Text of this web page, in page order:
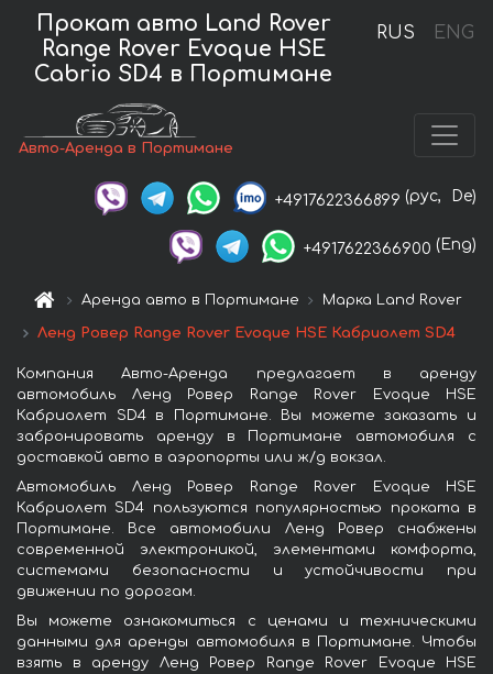
RUS ENG
Прокат авто Land Rover
Range Rover Evoque HSE
Cabrio SD4 в Портимане
Авто-Аренда в Портимане
+4917622366899 (рус, De)
+4917622366900 (Eng)
Аренда авто в Портимане Марка Land Rover
Ленд Ровер Range Rover Evoque HSE Кабриолет SD4
Компания Авто-Аренда предлагает в аренду
автомобиль Ленд Ровер Range Rover Evoque HSE
Кабриолет SD4 в Портимане. Вы можете заказать и
забронировать аренду в Портимане автомобиля с
доставкой авто в аэропорты или ж/д вокзал.
Автомобиль Ленд Ровер Range Rover Evoque HSE
Кабриолет SD4 пользуются популярностью проката в
Портимане. Все автомобили Ленд Ровер снабжены
современной электроникой, элементами комфорта,
системами безопасности и устойчивости при
движении по дорогам.
Вы можете ознакомиться с ценами и техническими
данными для аренды автомобиля в Портимане. Чтобы
взять в аренду Ленд Ровер Range Rover Evoque HSE